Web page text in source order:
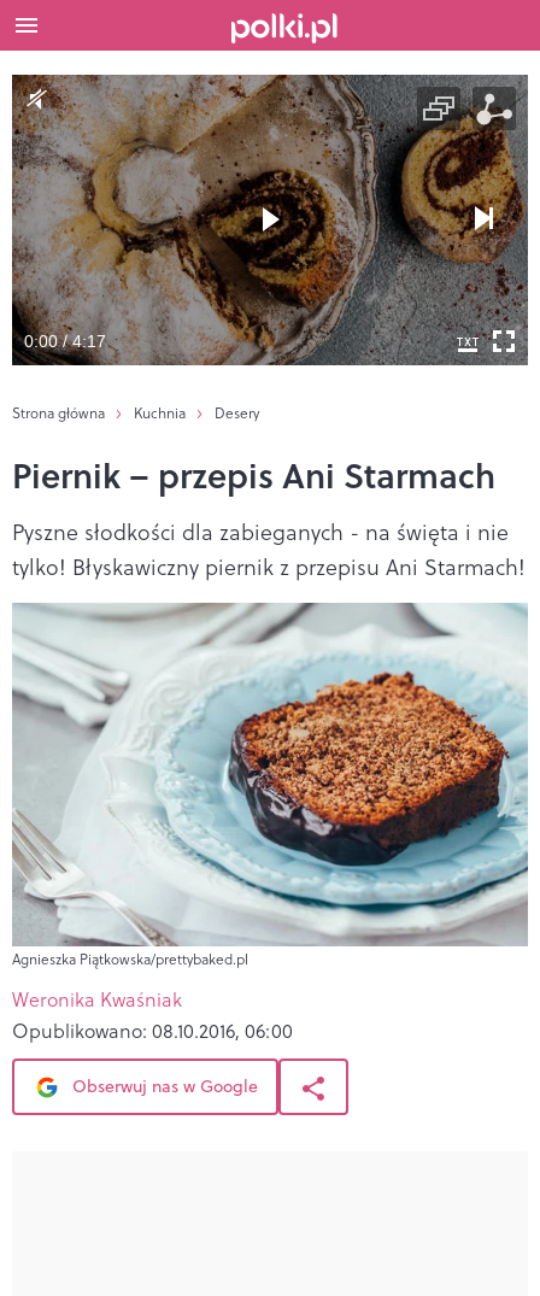
0:00 / 4:17
Strona główna Kuchnia Desery
Piernik – przepis Ani Starmach
Pyszne słodkości dla zabieganych - na święta i nie
tylko! Błyskawiczny piernik z przepisu Ani Starmach!
Agnieszka Piątkowska/prettybaked.pl
Weronika Kwaśniak
Opublikowano: 08.10.2016, 06:00
Obserwuj nas w Google